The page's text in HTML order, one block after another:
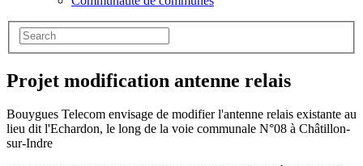
Projet modification antenne relais
Bouygues Telecom envisage de modifier l'antenne relais existante au
lieu dit l'Echardon, le long de la voie communale N°08 à Châtillon-
sur-Indre